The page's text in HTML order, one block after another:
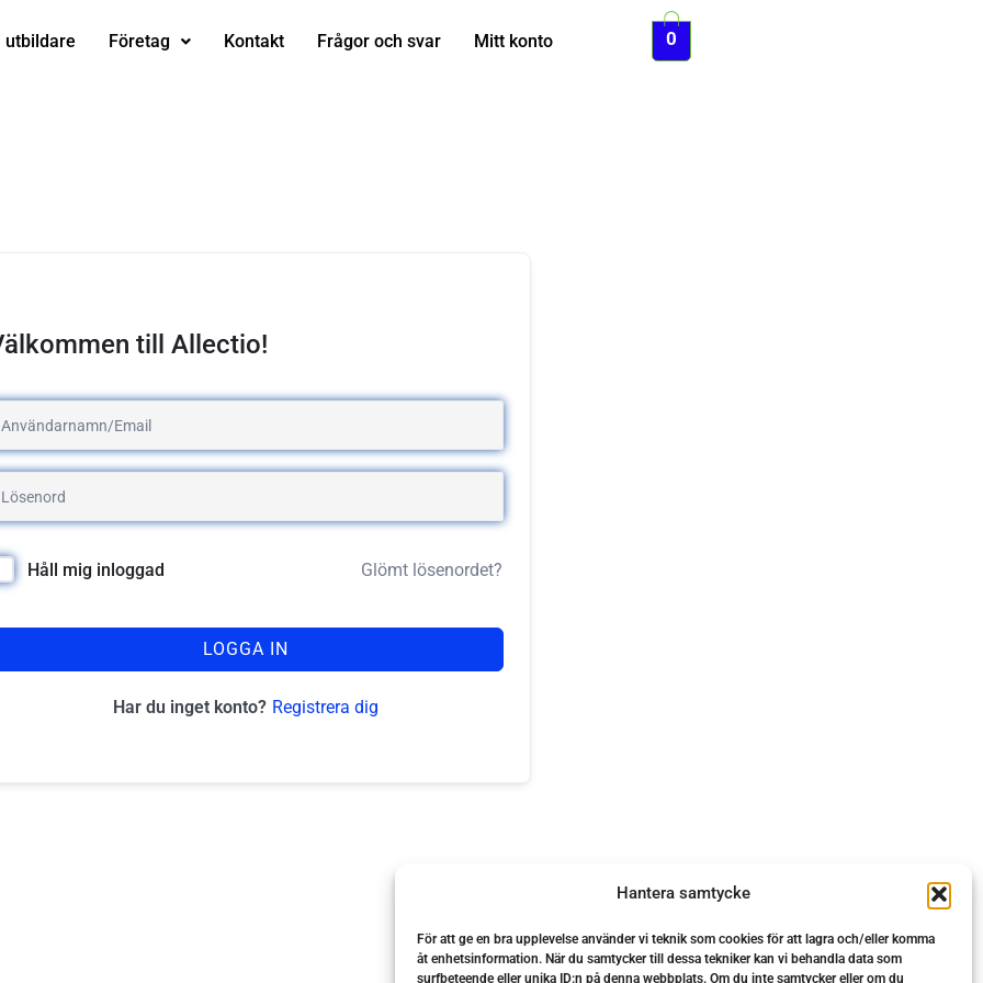
Hantera samtycke
För att ge en bra upplevelse använder vi teknik som cookies för att lagra och/eller komma
åt enhetsinformation. När du samtycker till dessa tekniker kan vi behandla data som
surfbeteende eller unika ID:n på denna webbplats. Om du inte samtycker eller om du
utbildare Företag Kontakt Frågor och svar Mitt konto 0
till Allectio!
Håll mig inloggad Glömt lösenordet?
LOGGA IN
Har du inget konto? Registrera dig